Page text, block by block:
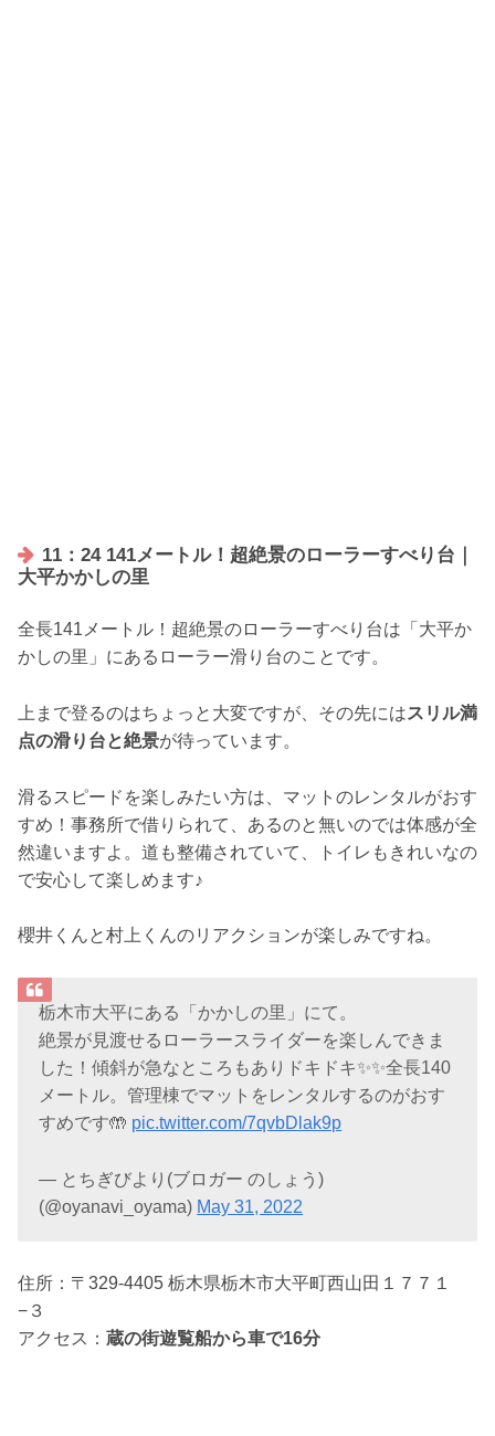
11：24 141メートル！超絶景のローラーすべり台｜
大平かかしの里
全長141メートル！超絶景のローラーすべり台は「大平か
かしの里」にあるローラー滑り台のことです。
上まで登るのはちょっと大変ですが、その先にはスリル満
点の滑り台と絶景が待っています。
滑るスピードを楽しみたい方は、マットのレンタルがおす
すめ！事務所で借りられて、あるのと無いのでは体感が全
然違いますよ。道も整備されていて、トイレもきれいなの
で安心して楽しめます♪
櫻井くんと村上くんのリアクションが楽しみですね。
栃木市大平にある「かかしの里」にて。
絶景が見渡せるローラースライダーを楽しんできま
した！傾斜が急なところもありドキドキ✨✨全長140
メートル。管理棟でマットをレンタルするのがおす
すめです🤲 pic.twitter.com/7qvbDlak9p
— とちぎびより(ブロガー のしょう)
(@oyanavi_oyama) May 31, 2022
住所：〒329-4405 栃木県栃木市大平町西山田１７７１
−３
アクセス： 蔵の街遊覧船から車で16分